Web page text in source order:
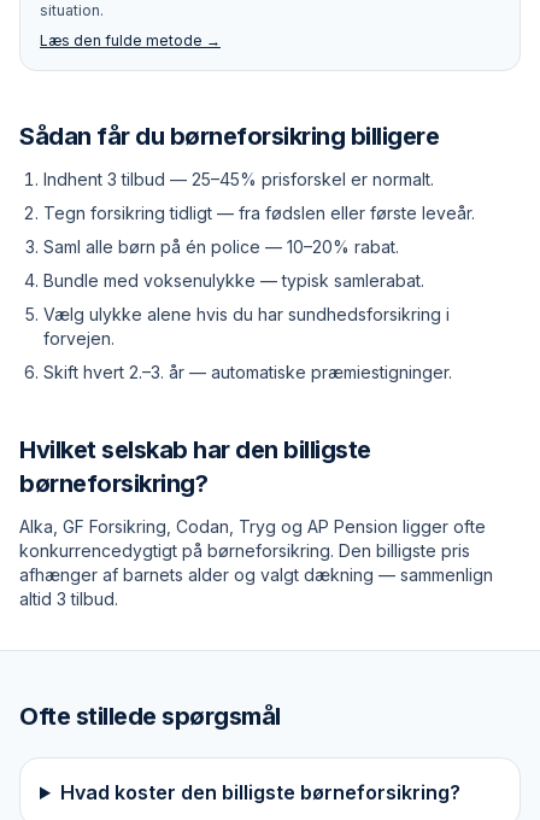
situation.
Læs den fulde metode →
Sådan får du børneforsikring billigere
Indhent 3 tilbud — 25–45% prisforskel er normalt.
Tegn forsikring tidligt — fra fødslen eller første leveår.
Saml alle børn på én police — 10–20% rabat.
Bundle med voksenulykke — typisk samlerabat.
Vælg ulykke alene hvis du har sundhedsforsikring i
forvejen.
Skift hvert 2.–3. år — automatiske præmiestigninger.
Hvilket selskab har den billigste
børneforsikring?
Alka, GF Forsikring, Codan, Tryg og AP Pension ligger ofte
konkurrencedygtigt på børneforsikring. Den billigste pris
afhænger af barnets alder og valgt dækning — sammenlign
altid 3 tilbud.
Ofte stillede spørgsmål
Hvad koster den billigste børneforsikring?